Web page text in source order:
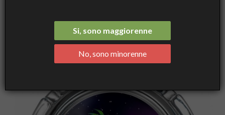
Si, sono maggiorenne
No, sono minorenne